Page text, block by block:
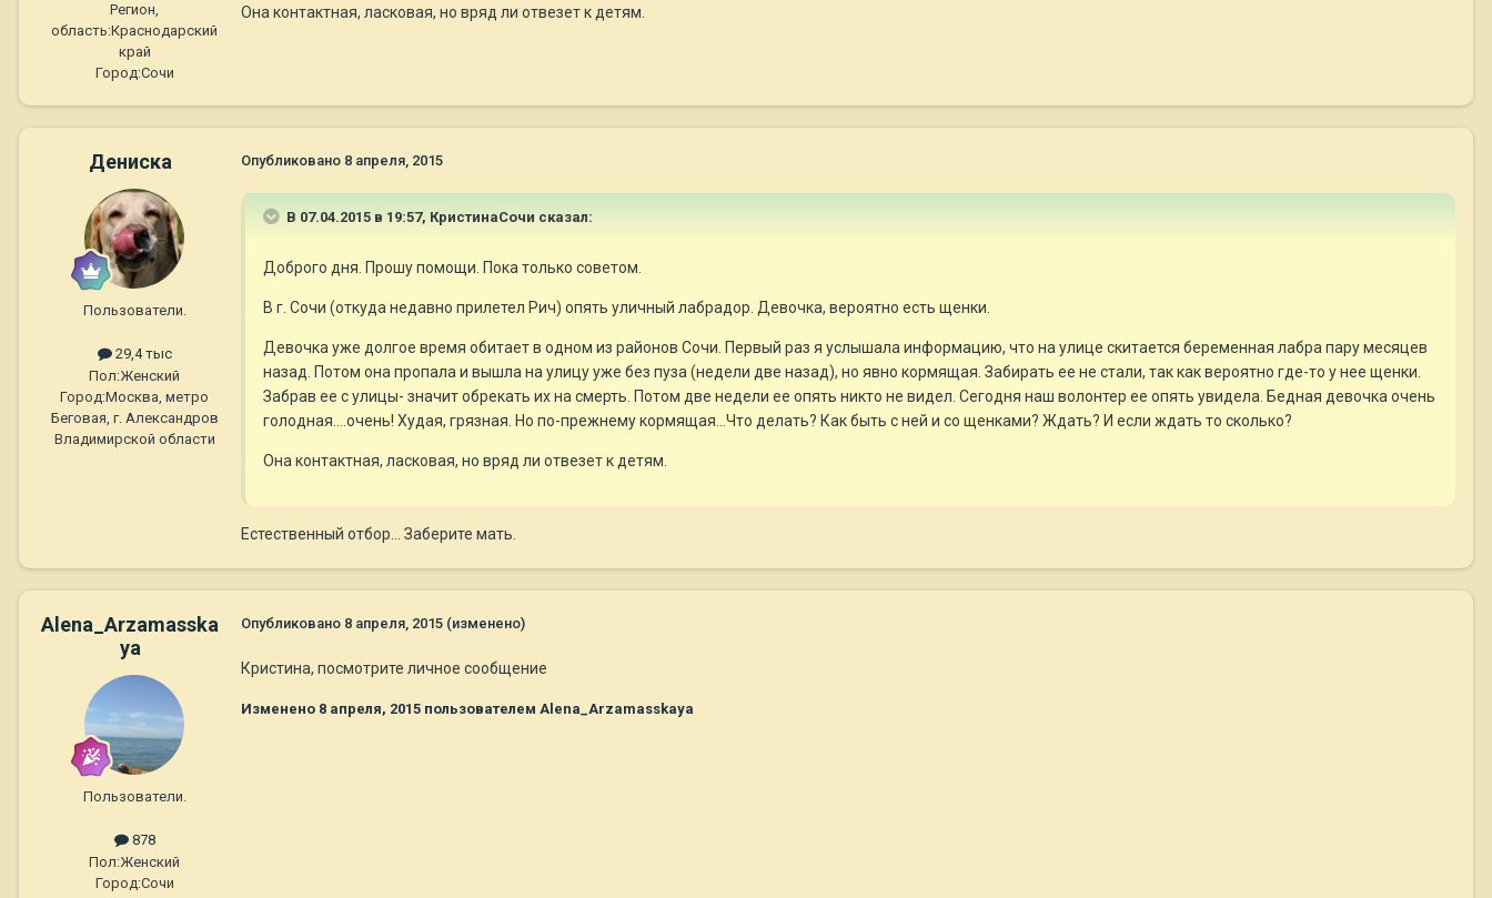
Регион,
область:Краснодарский
край
Город:Сочи
Она контактная, ласковая, но вряд ли отвезет к детям.
Дениска
Пользователи.
29,4 тыс
Пол:Женский
Город:Москва, метро
Беговая, г. Александров
Владимирской области
Опубликовано 8 апреля, 2015
В 07.04.2015 в 19:57, КристинаСочи сказал:
Доброго дня. Прошу помощи. Пока только советом.
В г. Сочи (откуда недавно прилетел Рич) опять уличный лабрадор. Девочка, вероятно есть щенки.
Девочка уже долгое время обитает в одном из районов Сочи. Первый раз я услышала информацию, что на улице скитается беременная лабра пару месяцев
назад. Потом она пропала и вышла на улицу уже без пуза (недели две назад), но явно кормящая. Забирать ее не стали, так как вероятно где-то у нее щенки.
Забрав ее с улицы- значит обрекать их на смерть. Потом две недели ее опять никто не видел. Сегодня наш волонтер ее опять увидела. Бедная девочка очень
голодная....очень! Худая, грязная. Но по-прежнему кормящая...Что делать? Как быть с ней и со щенками? Ждать? И если ждать то сколько?
Она контактная, ласковая, но вряд ли отвезет к детям.
Естественный отбор... Заберите мать.
Alena_Arzamasska
ya
Пользователи.
878
Пол:Женский
Город:Сочи
Опубликовано 8 апреля, 2015 (изменено)
Кристина, посмотрите личное сообщение
Изменено 8 апреля, 2015 пользователем Alena_Arzamasskaya